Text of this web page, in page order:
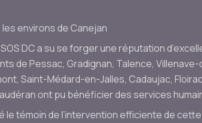
environs de Canejan
DC a su se forger une réputation
de Pessac, Gradignan, Talence, Villenave-
Saint-Médard-en-Jalles, Cadaujac,
ont pu bénéficier des services
le témoin de l’intervention efficiente de